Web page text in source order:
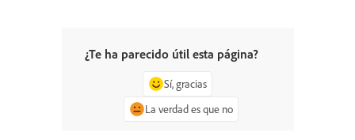
¿Te ha parecido útil esta página?
Sí, gracias
La verdad es que no